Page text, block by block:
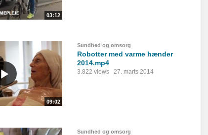
03:12
09:02
Sundhed og omsorg
Robotter med varme hænder
2014.mp4
3.822 views 27. marts 2014
Sundhed og omsorg